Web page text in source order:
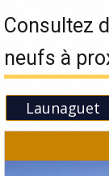
Consultez
neufs à
Launaguet